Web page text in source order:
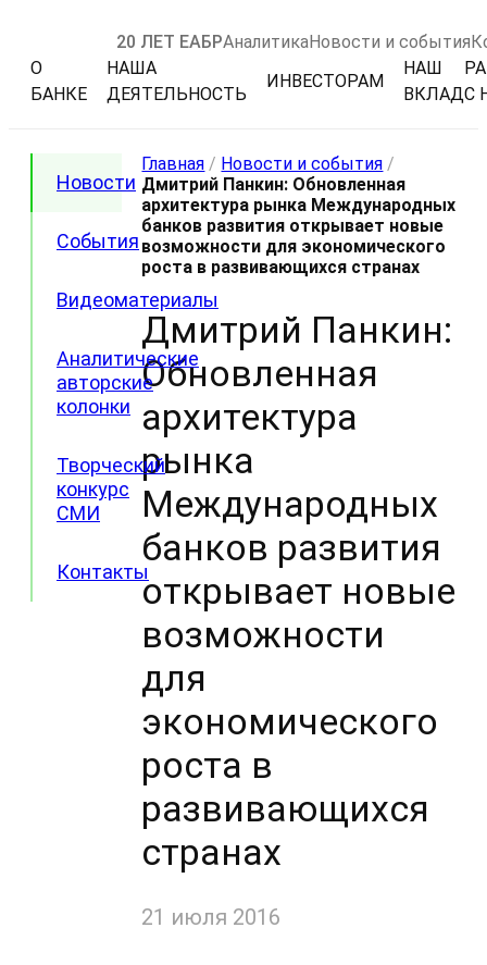
20 ЛЕТ ЕАБРАналитикаНовости и события
О
БАНКЕ
НАША
ДЕЯТЕЛЬНОСТЬ
ИНВЕСТОРАМ
НАШ
ВКЛАДС
Новости
События
Видеоматериалы
Аналитические
авторские
колонки
Творческий
конкурс
СМИ
Контакты
Главная / Новости и события /
Дмитрий Панкин: Обновленная
архитектура рынка Международных
банков развития открывает новые
возможности для экономического
роста в развивающихся странах
Дмитрий Панкин:
Обновленная
архитектура
рынка
Международных
банков развития
открывает новые
возможности
для
экономического
роста в
развивающихся
странах
21 июля 2016